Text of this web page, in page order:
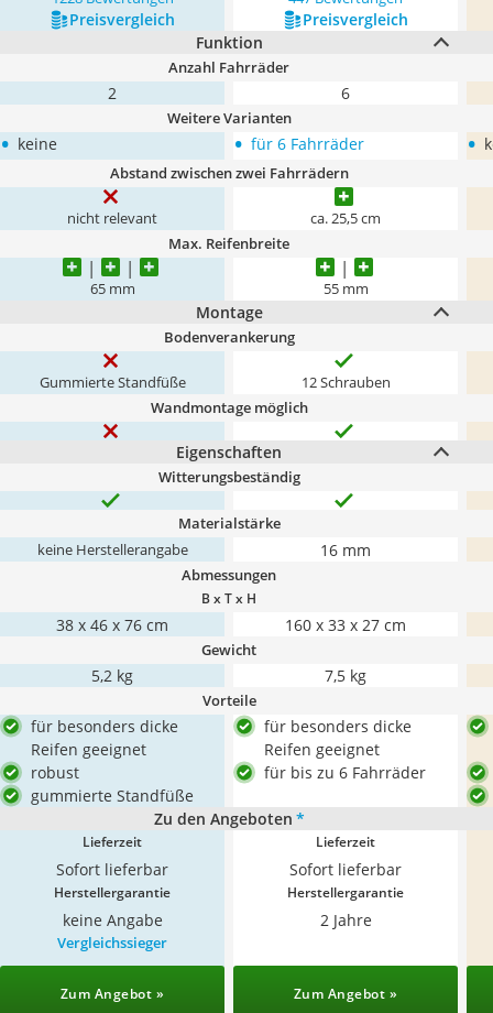
Preis­vergleich
Preis­vergleich
Funktion
Anzahl Fahrräder
2 6
Weitere Varianten
• keine • für 6 Fahrräder •
Abstand zwischen zwei Fahrrädern
nicht relevant ca. 25,5 cm
Max. Reifenbreite
65 mm 55 mm
Montage
Bodenverankerung
Gummierte Standfüße 12 Schrauben
Wandmontage möglich
Eigenschaften
Witterungsbeständig
Materialstärke
keine Herstellerangabe 16 mm
Abmessungen
B x T x H
38 x 46 x 76 cm 160 x 33 x 27 cm
Gewicht
5,2 kg 7,5 kg
Vorteile
für besonders dicke
Reifen geeignet
robust
gummierte Standfüße
für besonders dicke
Reifen geeignet
für bis zu 6 Fahrräder
Zu den Angeboten *
Lieferzeit
Sofort lieferbar
Lieferzeit
Sofort lieferbar
Herstellergarantie
keine Angabe
Herstellergarantie
2 Jahre
Vergleichssieger
Zum Angebot » Zum Angebot »